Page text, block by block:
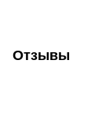
Отзывы